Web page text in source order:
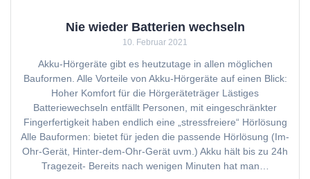
Nie wieder Batterien wechseln
10. Februar 2021
Akku-Hörgeräte gibt es heutzutage in allen möglichen
Bauformen. Alle Vorteile von Akku-Hörgeräte auf einen Blick:
Hoher Komfort für die Hörgeräteträger Lästiges
Batteriewechseln entfällt Personen, mit eingeschränkter
Fingerfertigkeit haben endlich eine „stressfreiere“ Hörlösung
Alle Bauformen: bietet für jeden die passende Hörlösung (Im-
Ohr-Gerät, Hinter-dem-Ohr-Gerät uvm.) Akku hält bis zu 24h
Tragezeit- Bereits nach wenigen Minuten hat man…